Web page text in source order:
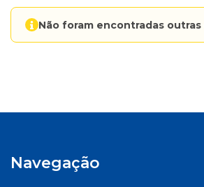
Não foram encontradas outras
Navegação